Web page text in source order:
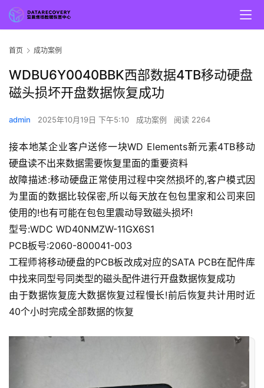
首页 成功案例
WDBU6Y0040BBK西部数据4TB移动硬盘
磁头损坏开盘数据恢复成功
admin 2025年10月19日 下午5:10 成功案例 阅读 2264
接本地某企业客户送修一块WD Elements新元素4TB移动
硬盘读不出来数据需要恢复里面的重要资料
故障描述:移动硬盘正常使用过程中突然损坏的,客户模式因
为里面的数据比较保密,所以每天放在包包里家和公司来回
使用的!也有可能在包包里震动导致磁头损坏!
型号:WDC WD40NMZW-11GX6S1
PCB板号:2060-800041-003
工程师将移动硬盘的PCB板改成对应的SATA PCB在配件库
中找来同型号同类型的磁头配件进行开盘数据恢复成功
由于数据恢复庞大数据恢复过程慢长!前后恢复共计用时近
40个小时完成全部数据的恢复